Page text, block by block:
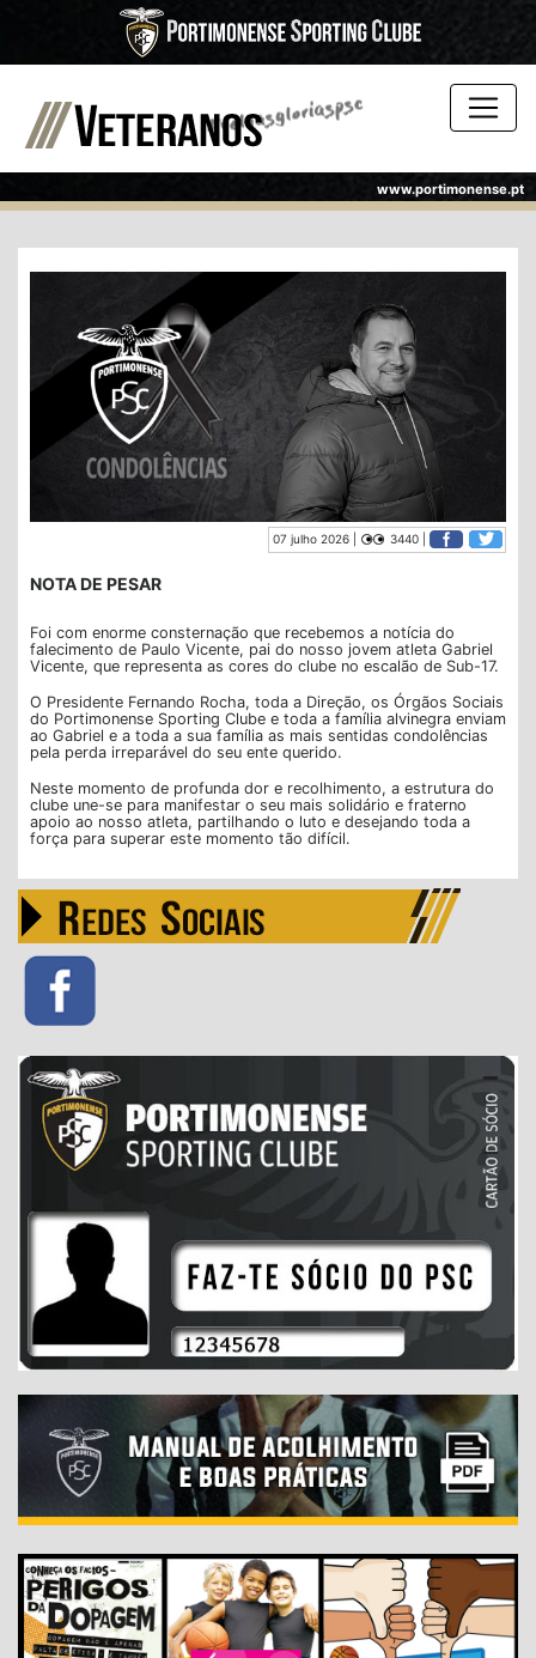
www.portimonense.pt
07 julho 2026 | 3440 |
NOTA DE PESAR
Foi com enorme consternação que recebemos a notícia do
falecimento de Paulo Vicente, pai do nosso jovem atleta Gabriel
Vicente, que representa as cores do clube no escalão de Sub-17.
O Presidente Fernando Rocha, toda a Direção, os Órgãos Sociais
do Portimonense Sporting Clube e toda a família alvinegra enviam
ao Gabriel e a toda a sua família as mais sentidas condolências
pela perda irreparável do seu ente querido.
Neste momento de profunda dor e recolhimento, a estrutura do
clube une-se para manifestar o seu mais solidário e fraterno
apoio ao nosso atleta, partilhando o luto e desejando toda a
força para superar este momento tão difícil.